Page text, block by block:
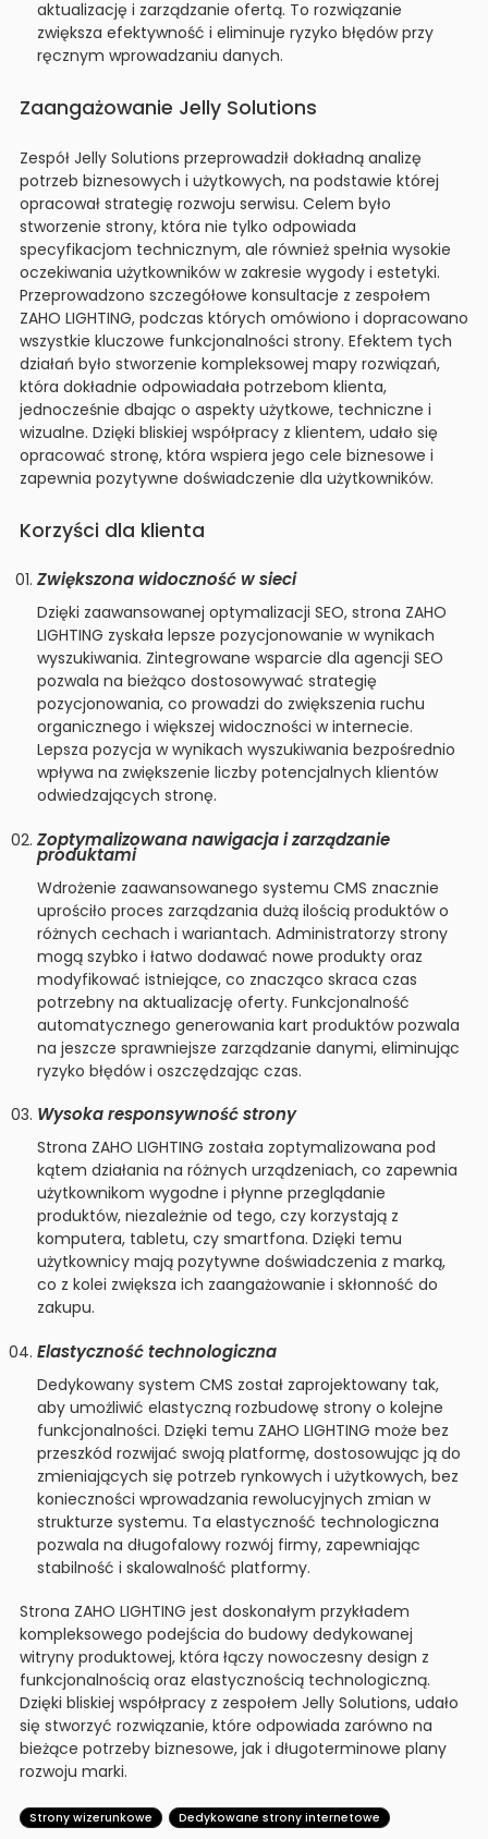
aktualizację i zarządzanie ofertą. To rozwiązanie
zwiększa efektywność i eliminuje ryzyko błędów przy
ręcznym wprowadzaniu danych.
Zaangażowanie Jelly Solutions
Zespół Jelly Solutions przeprowadził dokładną analizę
potrzeb biznesowych i użytkowych, na podstawie której
opracował strategię rozwoju serwisu. Celem było
stworzenie strony, która nie tylko odpowiada
specyfikacjom technicznym, ale również spełnia wysokie
oczekiwania użytkowników w zakresie wygody i estetyki.
Przeprowadzono szczegółowe konsultacje z zespołem
ZAHO LIGHTING, podczas których omówiono i dopracowano
wszystkie kluczowe funkcjonalności strony. Efektem tych
działań było stworzenie kompleksowej mapy rozwiązań,
która dokładnie odpowiadała potrzebom klienta,
jednocześnie dbając o aspekty użytkowe, techniczne i
wizualne. Dzięki bliskiej współpracy z klientem, udało się
opracować stronę, która wspiera jego cele biznesowe i
zapewnia pozytywne doświadczenie dla użytkowników.
Korzyści dla klienta
Zwiększona widoczność w sieci
Dzięki zaawansowanej optymalizacji SEO, strona ZAHO
LIGHTING zyskała lepsze pozycjonowanie w wynikach
wyszukiwania. Zintegrowane wsparcie dla agencji SEO
pozwala na bieżąco dostosowywać strategię
pozycjonowania, co prowadzi do zwiększenia ruchu
organicznego i większej widoczności w internecie.
Lepsza pozycja w wynikach wyszukiwania bezpośrednio
wpływa na zwiększenie liczby potencjalnych klientów
odwiedzających stronę.
Zoptymalizowana nawigacja i zarządzanie
produktami
Wdrożenie zaawansowanego systemu CMS znacznie
uprościło proces zarządzania dużą ilością produktów o
różnych cechach i wariantach. Administratorzy strony
mogą szybko i łatwo dodawać nowe produkty oraz
modyfikować istniejące, co znacząco skraca czas
potrzebny na aktualizację oferty. Funkcjonalność
automatycznego generowania kart produktów pozwala
na jeszcze sprawniejsze zarządzanie danymi, eliminując
ryzyko błędów i oszczędzając czas.
Wysoka responsywność strony
Strona ZAHO LIGHTING została zoptymalizowana pod
kątem działania na różnych urządzeniach, co zapewnia
użytkownikom wygodne i płynne przeglądanie
produktów, niezależnie od tego, czy korzystają z
komputera, tabletu, czy smartfona. Dzięki temu
użytkownicy mają pozytywne doświadczenia z marką,
co z kolei zwiększa ich zaangażowanie i skłonność do
zakupu.
Elastyczność technologiczna
Dedykowany system CMS został zaprojektowany tak,
aby umożliwić elastyczną rozbudowę strony o kolejne
funkcjonalności. Dzięki temu ZAHO LIGHTING może bez
przeszkód rozwijać swoją platformę, dostosowując ją do
zmieniających się potrzeb rynkowych i użytkowych, bez
konieczności wprowadzania rewolucyjnych zmian w
strukturze systemu. Ta elastyczność technologiczna
pozwala na długofalowy rozwój firmy, zapewniając
stabilność i skalowalność platformy.
Strona ZAHO LIGHTING jest doskonałym przykładem
kompleksowego podejścia do budowy dedykowanej
witryny produktowej, która łączy nowoczesny design z
funkcjonalnością oraz elastycznością technologiczną.
Dzięki bliskiej współpracy z zespołem Jelly Solutions, udało
się stworzyć rozwiązanie, które odpowiada zarówno na
bieżące potrzeby biznesowe, jak i długoterminowe plany
rozwoju marki.
Strony wizerunkowe
Dedykowane strony internetowe